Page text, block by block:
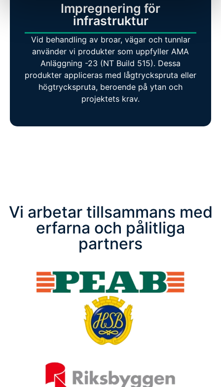
Impregnering för
infrastruktur
Vid behandling av broar, vägar och tunnlar
använder vi produkter som uppfyller AMA
Anläggning -23 (NT Build 515). Dessa
produkter appliceras med lågtryckspruta eller
högtryckspruta, beroende på ytan och
projektets krav.
Vi arbetar tillsammans med
erfarna och pålitliga
partners